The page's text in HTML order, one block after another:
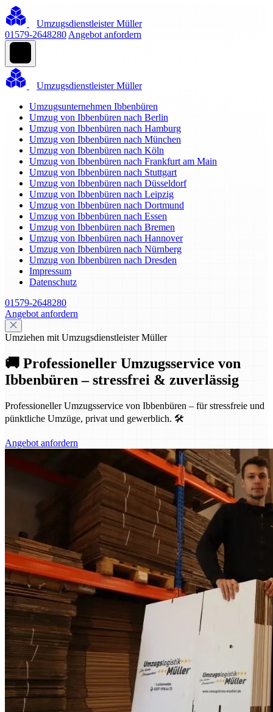
Umzugsdienstleister Müller
01579-2648280 Angebot anfordern
Umzugsdienstleister Müller
Umzugsunternehmen Ibbenbüren
Umzug von Ibbenbüren nach Berlin
Umzug von Ibbenbüren nach Hamburg
Umzug von Ibbenbüren nach München
Umzug von Ibbenbüren nach Köln
Umzug von Ibbenbüren nach Frankfurt am Main
Umzug von Ibbenbüren nach Stuttgart
Umzug von Ibbenbüren nach Düsseldorf
Umzug von Ibbenbüren nach Leipzig
Umzug von Ibbenbüren nach Dortmund
Umzug von Ibbenbüren nach Essen
Umzug von Ibbenbüren nach Bremen
Umzug von Ibbenbüren nach Hannover
Umzug von Ibbenbüren nach Nürnberg
Umzug von Ibbenbüren nach Dresden
Impressum
Datenschutz
01579-2648280
Angebot anfordern
Umziehen mit Umzugsdienstleister Müller
🚚 Professioneller Umzugsservice von
Ibbenbüren – stressfrei & zuverlässig
Professioneller Umzugsservice von Ibbenbüren – für stressfreie und
pünktliche Umzüge, privat und gewerblich. 🛠️
Angebot anfordern